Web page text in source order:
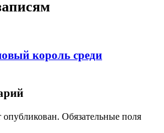
король среди
опубликован. Обязательные поля